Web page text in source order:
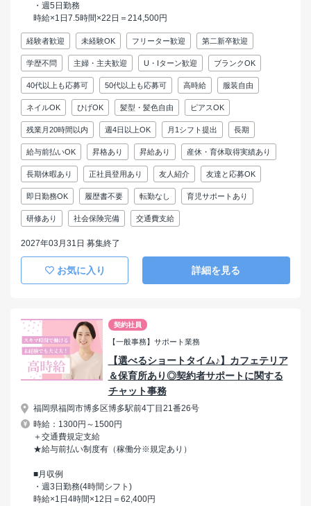
・週5日勤務
時給×1日7.5時間×22日＝214,500円
経験者歓迎 未経験OK フリーター歓迎 第二新卒歓迎
学歴不問 主婦・主夫歓迎 U・Iターン歓迎 ブランクOK
40代以上も応募可 50代以上も応募可 高時給 服装自由
ネイルOK ひげOK 髪型・髪色自由 ピアスOK
残業月20時間以内 週4日以上OK 月1シフト提出 長期
給与前払いOK 昇格あり 昇給あり 産休・育休取得実績あり
長期休暇あり 正社員登用あり 友人紹介 友達と応募OK
即日勤務OK 履歴書不要 転勤なし 育児サポートあり
研修あり 社会保険完備 交通費支給
2027年03月31日 募集終了
お気に入り 詳細を見る
契約社員
【一般事務】サポート業務
【選べるショートタイム♪】カフェテリア
＆保育所あり◎契約者サポートに関する
チャット事務
福岡県福岡市博多区博多駅前4丁目21番26号
時給：1300円～1500円
＋交通費規定支給
★給与前払い制度有（稼働分※規定あり）
■月収例
・週3日勤務(4時間シフト)
時給×1日4時間×12日＝62,400円